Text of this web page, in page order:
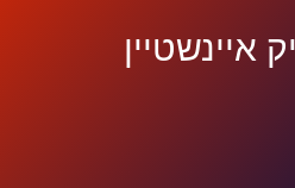
איינשטיין